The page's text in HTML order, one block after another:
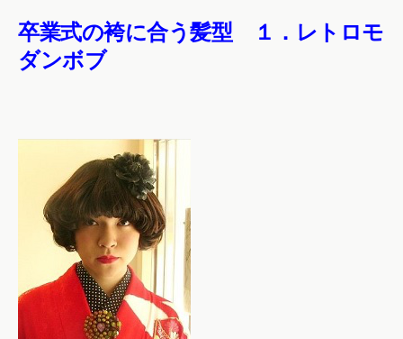
卒業式の袴に合う髪型 １．レトロモ
ダンボブ